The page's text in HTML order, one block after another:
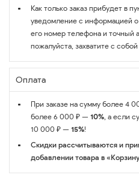
Как только заказ прибудет в
уведомление с информацией
его номер телефона и точный
пожалуйста, захватите с
Оплата
При заказе на сумму более 4
более 6 000 ₽ — 10%, а если
10 000 ₽ — 15%!
Скидки рассчитываются и
добавлении товара в